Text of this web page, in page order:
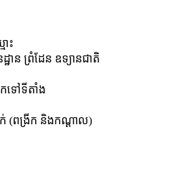
ះ
ាន ព្រំដែន ឧទ្យានជាតិ
កទៅទីតាំង
ក់ (ពង្រីក និងកណ្តាល)